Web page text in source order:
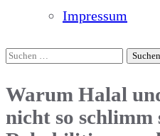
Impressum
Suchen
Warum Halal
nicht so schlimm